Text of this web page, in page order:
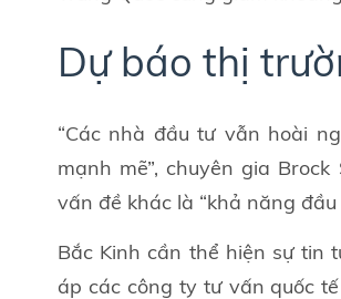
Dự báo thị
“Các nhà đầu tư vẫn hoài
mạnh mẽ”, chuyên gia
vấn đề khác là “khả năng
Bắc Kinh cần thể hiện sự tin
áp các công ty tư vấn quốc